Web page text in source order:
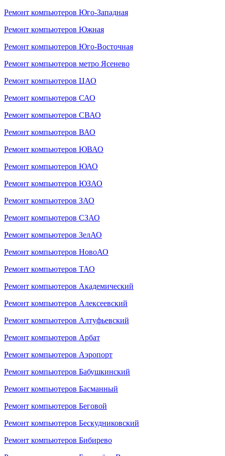
Ремонт компьютеров Юго-Западная
Ремонт компьютеров Южная
Ремонт компьютеров Юго-Восточная
Ремонт компьютеров метро Ясенево
Ремонт компьютеров ЦАО
Ремонт компьютеров САО
Ремонт компьютеров СВАО
Ремонт компьютеров ВАО
Ремонт компьютеров ЮВАО
Ремонт компьютеров ЮАО
Ремонт компьютеров ЮЗАО
Ремонт компьютеров ЗАО
Ремонт компьютеров СЗАО
Ремонт компьютеров ЗелАО
Ремонт компьютеров НовоАО
Ремонт компьютеров ТАО
Ремонт компьютеров Академический
Ремонт компьютеров Алексеевский
Ремонт компьютеров Алтуфьевский
Ремонт компьютеров Арбат
Ремонт компьютеров Аэропорт
Ремонт компьютеров Бабушкинский
Ремонт компьютеров Басманный
Ремонт компьютеров Беговой
Ремонт компьютеров Бескудниковский
Ремонт компьютеров Бибирево